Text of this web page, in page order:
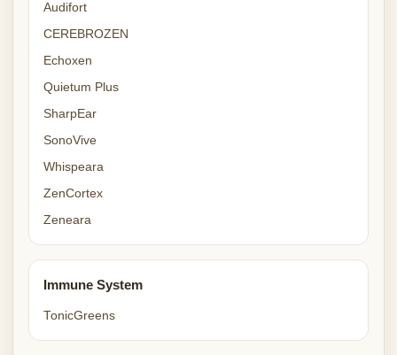
Audifort
CEREBROZEN
Echoxen
Quietum Plus
SharpEar
SonoVive
Whispeara
ZenCortex
Zeneara
Immune System
TonicGreens